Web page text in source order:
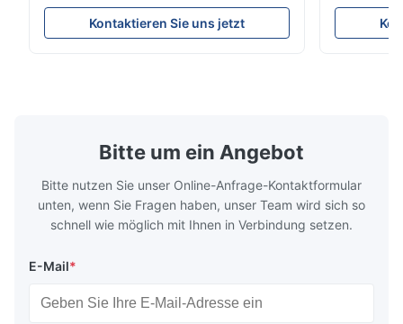
a rigid frame-type bed for excellent
precision retention. Its inverted spindle
Kontaktieren Sie uns jetzt
parts in
other
Bitte um ein Angebot
Bitte nutzen Sie unser Online-Anfrage-Kontaktformular
unten, wenn Sie Fragen haben, unser Team wird sich so
schnell wie möglich mit Ihnen in Verbindung setzen.
E-Mail*